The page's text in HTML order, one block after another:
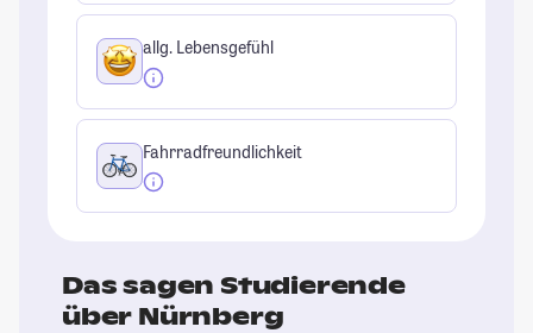
allg. Lebensgefühl
Fahrradfreundlichkeit
Das sagen Studierende
über Nürnberg